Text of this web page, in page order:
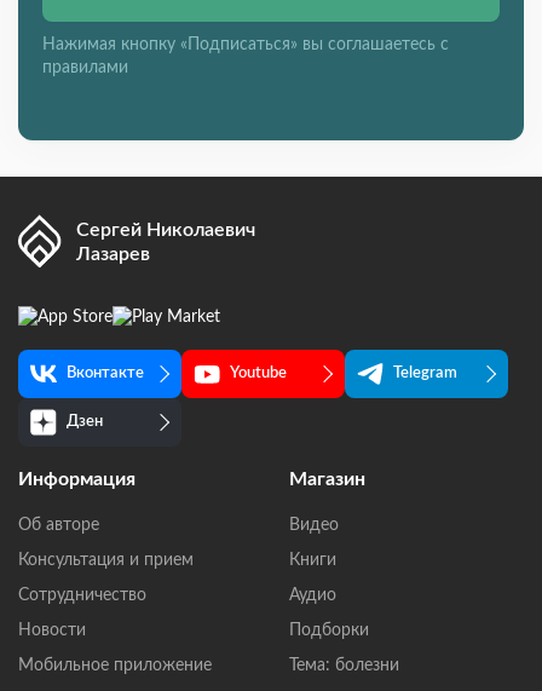
Нажимая кнопку «Подписаться» вы соглашаетесь с
правилами
Сергей Николаевич
Лазарев
Вконтакте Youtube Telegram
Дзен
Информация
Об авторе
Консультация и прием
Сотрудничество
Новости
Мобильное приложение
Магазин
Видео
Книги
Аудио
Подборки
Тема: болезни